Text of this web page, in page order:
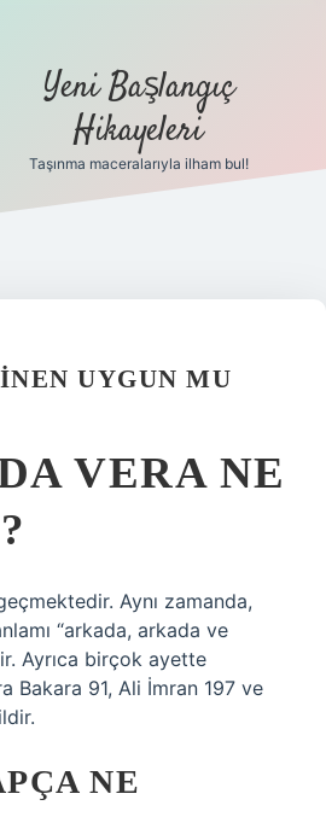
Yeni Başlangıç
Hikayeleri
Taşınma maceralarıyla ilham bul!
UYGUN MU
VERA NE
Aynı zamanda,
“arkada, arkada ve
Ayrıca birçok ayette
Bakara 91, Ali İmran 197 ve
NE